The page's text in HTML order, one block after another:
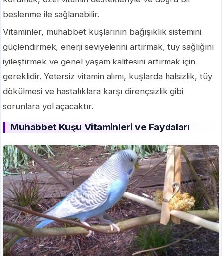
beslenme ile sağlanabilir.
Vitaminler, muhabbet kuşlarının bağışıklık sistemini
güçlendirmek, enerji seviyelerini artırmak, tüy sağlığını
iyileştirmek ve genel yaşam kalitesini artırmak için
gereklidir. Yetersiz vitamin alımı, kuşlarda halsizlik, tüy
dökülmesi ve hastalıklara karşı dirençsizlik gibi
sorunlara yol açacaktır.
Muhabbet Kuşu Vitaminleri ve Faydaları